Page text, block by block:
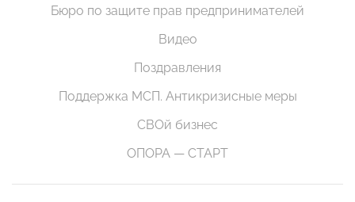
Бюро по защите прав предпринимателей
Видео
Поздравления
Поддержка МСП. Антикризисные меры
СВОй бизнес
ОПОРА — СТАРТ